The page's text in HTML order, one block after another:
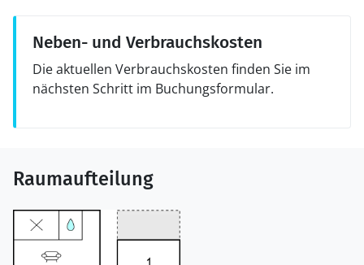
Neben- und Verbrauchskosten
Die aktuellen Verbrauchskosten finden Sie im
nächsten Schritt im Buchungsformular.
Raumaufteilung